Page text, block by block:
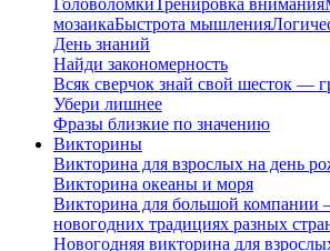
ГоловоломкиТренировка внимания
мозаикаБыстрота мышления
День знаний
Найди закономерность
Всяк сверчок знай свой шесток —
Убери лишнее
Фразы близкие по значению
Викторины
Викторина для взрослых на день
Викторина океаны и моря
Викторина для большой компании
новогодних традициях разных
Новогодняя викторина для